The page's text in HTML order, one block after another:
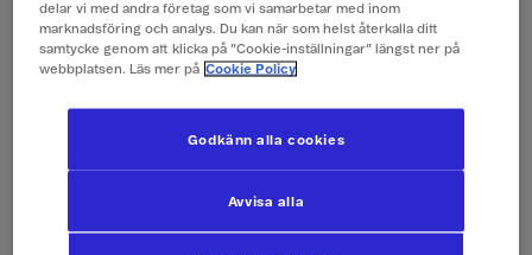
delar vi med andra företag som vi samarbetar med inom
marknadsföring och analys. Du kan när som helst återkalla ditt
samtycke genom att klicka på ”Cookie-inställningar” längst ner på
webbplatsen. Läs mer på Cookie Policy
Avvisa alla
Godkänn alla cookies